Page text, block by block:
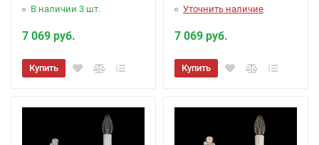
В наличии 3 шт.
7 069 руб.
Купить
Уточнить наличие
7 069 руб.
Купить